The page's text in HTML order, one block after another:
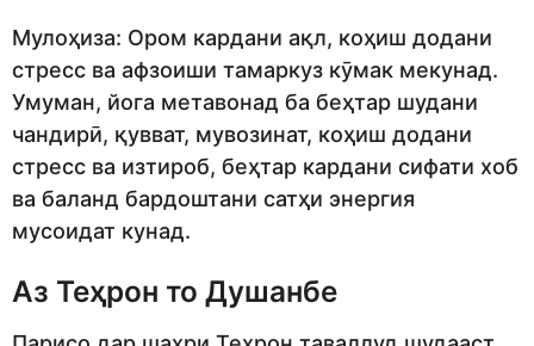
Мулоҳиза: Ором кардани ақл, коҳиш додани
стресс ва афзоиши тамаркуз кӯмак мекунад.
Умуман, йога метавонад ба беҳтар шудани
чандирӣ, қувват, мувозинат, коҳиш додани
стресс ва изтироб, беҳтар кардани сифати хоб
ва баланд бардоштани сатҳи энергия
мусоидат кунад.
Аз Теҳрон то Душанбе